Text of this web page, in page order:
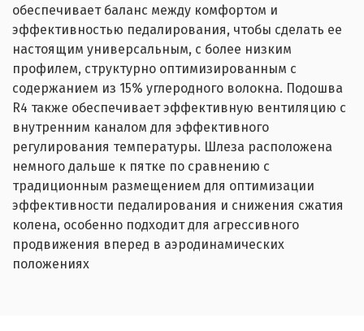
обеспечивает баланс между комфортом и
эффективностью педалирования, чтобы сделать ее
настоящим универсальным, с более низким
профилем, структурно оптимизированным с
содержанием из 15% углеродного волокна. Подошва
R4 также обеспечивает эффективную вентиляцию с
внутренним каналом для эффективного
регулирования температуры. Шлеза расположена
немного дальше к пятке по сравнению с
традиционным размещением для оптимизации
эффективности педалирования и снижения сжатия
колена, особенно подходит для агрессивного
продвижения вперед в аэродинамических
положениях